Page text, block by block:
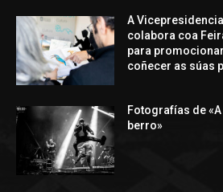
A
colabora coa
para
coñecer as súas
Fotografías de
berro»